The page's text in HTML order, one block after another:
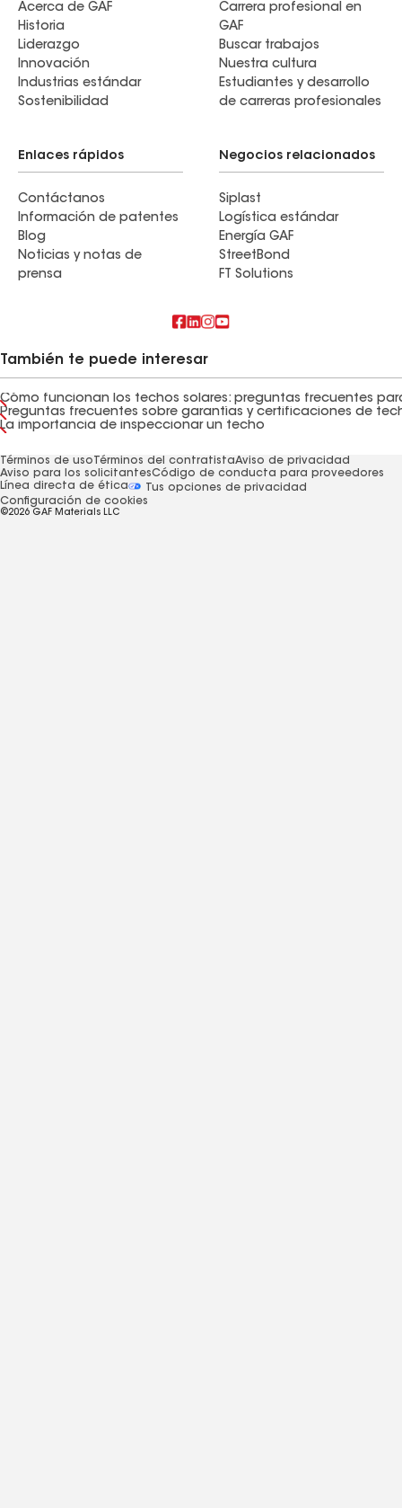
Acerca de GAF
Historia
Liderazgo
Innovación
Industrias estándar
Sostenibilidad
Carrera profesional en
GAF
Buscar trabajos
Nuestra cultura
Estudiantes y desarrollo
de carreras profesionales
Enlaces rápidos
Contáctanos
Información de patentes
Blog
Noticias y notas de
prensa
Negocios relacionados
Siplast
Logística estándar
Energía GAF
StreetBond
FT Solutions
También te puede interesar
La importancia de inspeccionar un techo
Términos de usoTérminos del contratistaAviso de privacidad
Aviso para los solicitantesCódigo de conducta para proveedores
Línea directa de ética
Tus opciones de privacidad
Configuración de cookies
©2026 GAF Materials LLC